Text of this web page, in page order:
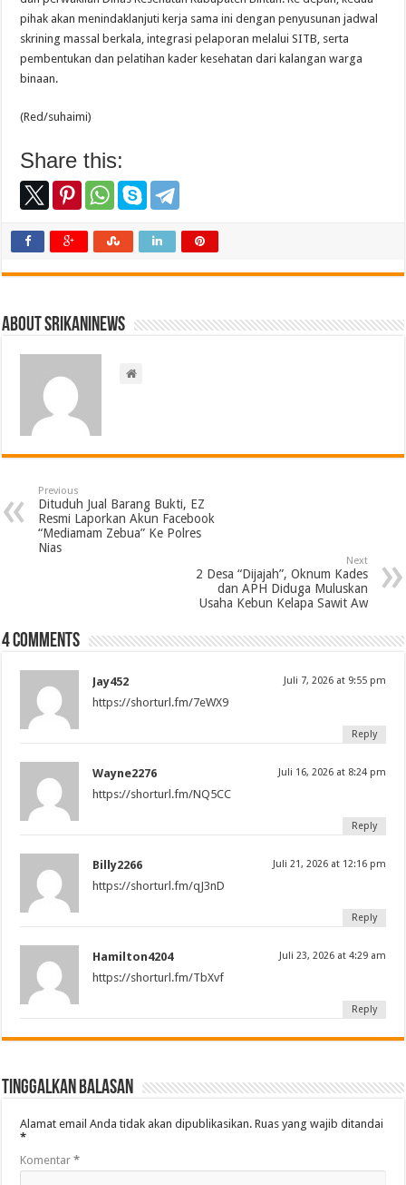
pihak akan menindaklanjuti kerja sama ini dengan penyusunan jadwal
skrining massal berkala, integrasi pelaporan melalui SITB, serta
pembentukan dan pelatihan kader kesehatan dari kalangan warga
binaan.
(Red/suhaimi)
Share this:
About srikaninews
Previous
Dituduh Jual Barang Bukti, EZ
Resmi Laporkan Akun Facebook
“Mediamam Zebua” Ke Polres
Nias
Next
2 Desa “Dijajah”, Oknum Kades
dan APH Diduga Muluskan
Usaha Kebun Kelapa Sawit Aw
4 comments
Jay452 Juli 7, 2026 at 9:55 pm
https://shorturl.fm/7eWX9
Reply
Wayne2276 Juli 16, 2026 at 8:24 pm
https://shorturl.fm/NQ5CC
Reply
Billy2266 Juli 21, 2026 at 12:16 pm
https://shorturl.fm/qJ3nD
Reply
Hamilton4204 Juli 23, 2026 at 4:29 am
https://shorturl.fm/TbXvf
Reply
Tinggalkan Balasan
Alamat email Anda tidak akan dipublikasikan. Ruas yang wajib ditandai
*
Komentar*